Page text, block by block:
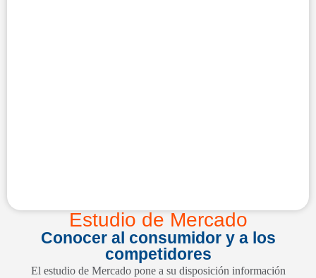
Estudio de Mercado
Conocer al consumidor y a los
competidores
El estudio de Mercado pone a su disposición información